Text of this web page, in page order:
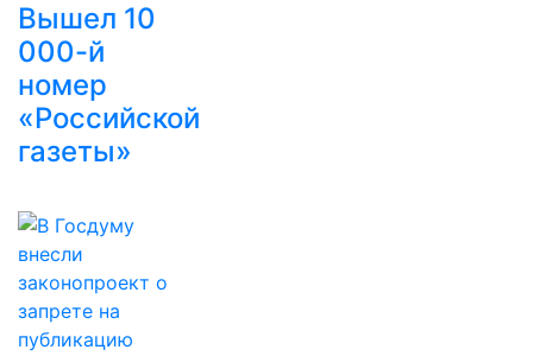
Вышел 10
000-й
номер
«Российской
газеты»